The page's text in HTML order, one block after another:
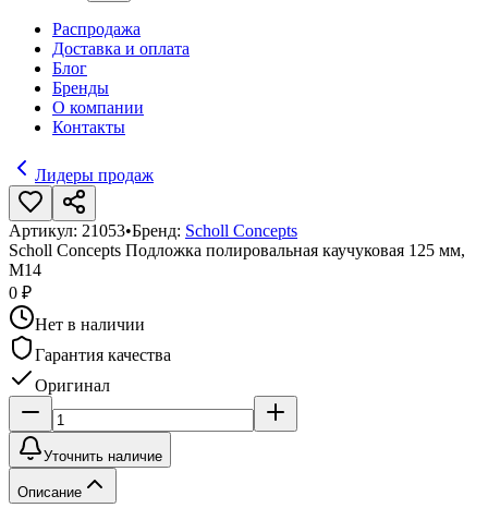
Распродажа
Доставка и оплата
Блог
Бренды
О компании
Контакты
Лидеры продаж
Артикул: 21053•Бренд: Scholl Concepts
Scholl Concepts Подложка полировальная каучуковая 125 мм,
M14
0 ₽
Нет в наличии
Гарантия качества
Оригинал
Уточнить наличие
Описание